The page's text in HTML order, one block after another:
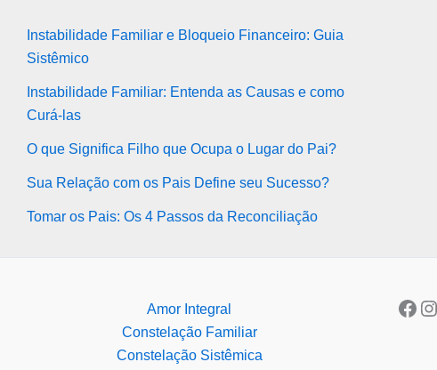
Instabilidade Familiar e Bloqueio Financeiro: Guia
Sistêmico
Instabilidade Familiar: Entenda as Causas e como
Curá-las
O que Significa Filho que Ocupa o Lugar do Pai?
Sua Relação com os Pais Define seu Sucesso?
Tomar os Pais: Os 4 Passos da Reconciliação
Amor Integral
Constelação Familiar
Constelação Sistêmica